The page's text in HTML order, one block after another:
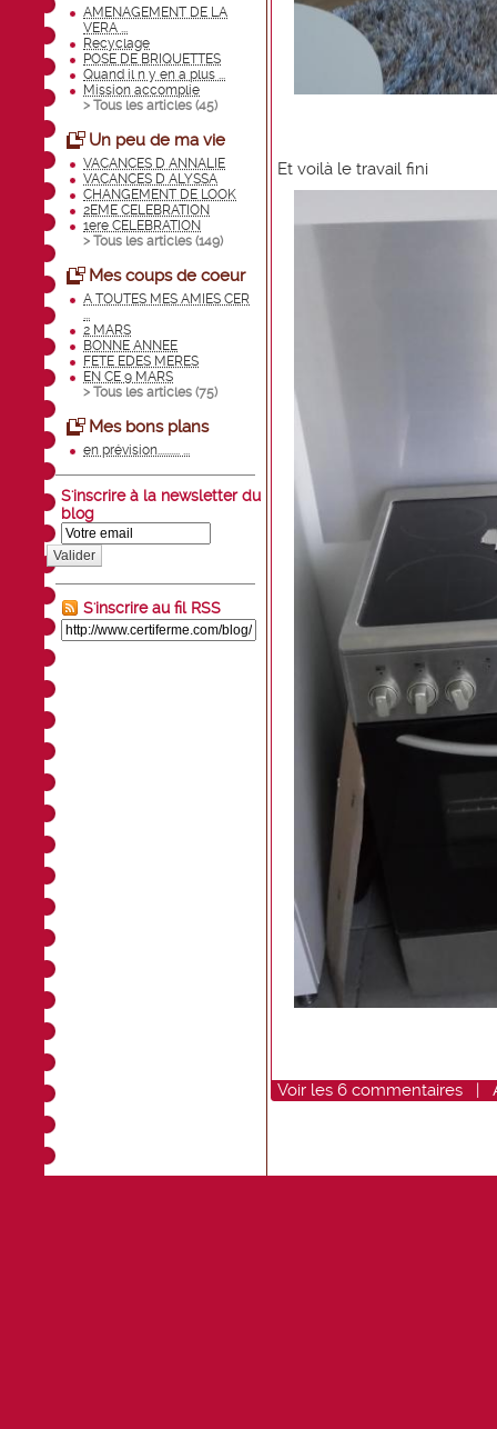
AMENAGEMENT DE LA
VERA ...
Recyclage
POSE DE BRIQUETTES
Quand il n y en a plus ...
Mission accomplie
> Tous les articles (45)
Un peu de ma vie
VACANCES D ANNALIE
VACANCES D ALYSSA
CHANGEMENT DE LOOK
2EME CELEBRATION
1ere CELEBRATION
> Tous les articles (149)
Mes coups de coeur
A TOUTES MES AMIES CER
...
2 MARS
BONNE ANNEE
FETE EDES MERES
EN CE 9 MARS
> Tous les articles (75)
Mes bons plans
en prévision.......... ...
S'inscrire à la newsletter du
blog
Valider
S'inscrire au fil RSS
Et voilà le travail fini
Voir les 6 commentaires |